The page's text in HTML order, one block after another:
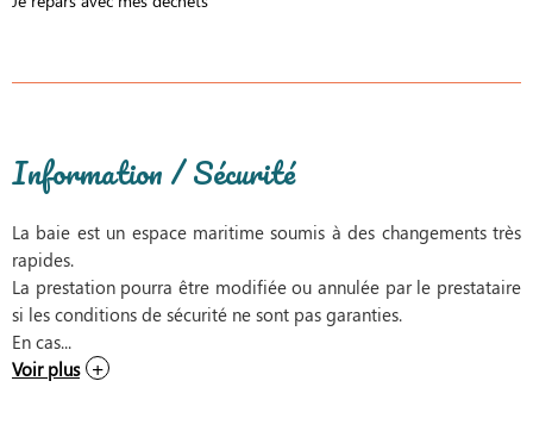
Information / Sécurité
La baie est un espace maritime soumis à des changements très
rapides.
La prestation pourra être modifiée ou annulée par le prestataire
si les conditions de sécurité ne sont pas garanties.
En cas...
Voir plus